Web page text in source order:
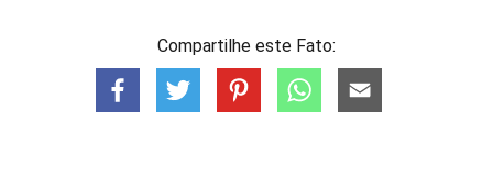
Compartilhe este Fato: